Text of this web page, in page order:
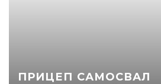
ПРИЦЕП САМОСВАЛ